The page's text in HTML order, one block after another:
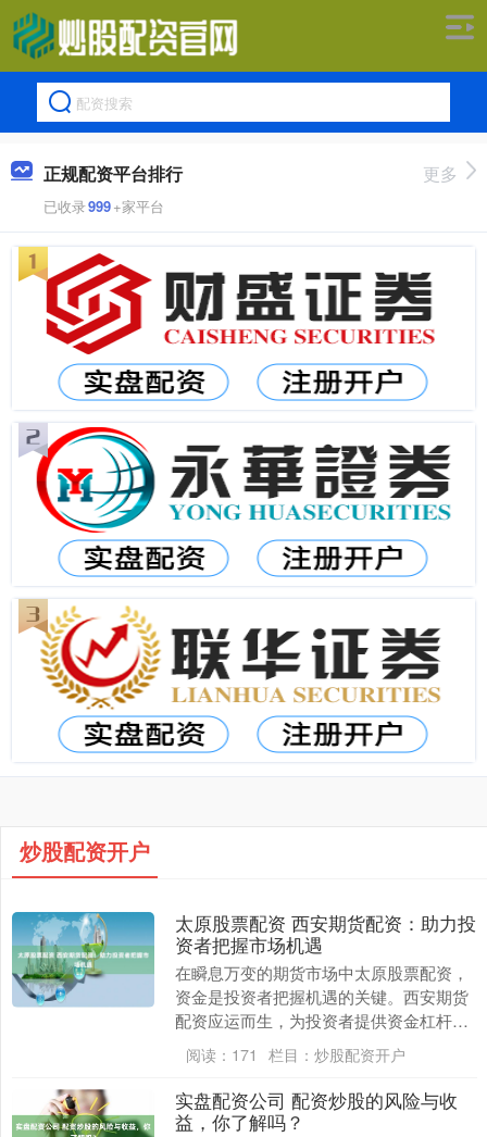
正规配资平台排行
已收录999+家平台
更多
炒股配资开户
太原股票配资 西安期货配资：助力投
资者把握市场机遇
在瞬息万变的期货市场中太原股票配资，
资金是投资者把握机遇的关键。西安期货
配资应运而生，为投资者提供资金杠杆，
助力其放大收益。 * **放大收益：**通过配
资，投....
阅读： 171 栏目： 炒股配资开户
实盘配资公司 配资炒股的风险与收
益，你了解吗？